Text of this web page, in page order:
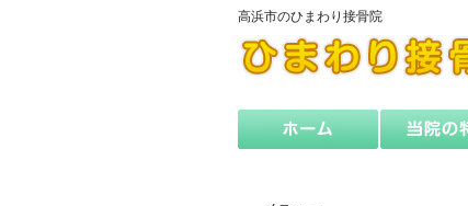
高浜市のひまわり接骨院